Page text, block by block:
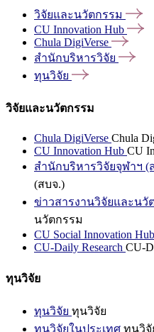
วิจัยและนวัตกรรม
CU Innovation Hub
Chula DigiVerse
สำนักบริหารวิจัย
ทุนวิจัย
วิจัยและนวัตกรรม
Chula DigiVerse Chula
CU Innovation Hub CU
สำนักบริหารวิจัยจุฬาฯ (
(สบจ.)
ข่าวสารงานวิจัยและนวั
นวัตกรรม
CU Social Innovation Hub
CU-Daily Research CU-
ทุนวิจัย
ทุนวิจัย ทุนวิจัย
ทุนวิจัยในประเทศ ทุนวิจั